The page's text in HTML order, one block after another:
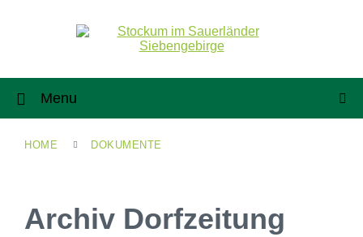
Menu
HOME DOKUMENTE
Archiv Dorfzeitung